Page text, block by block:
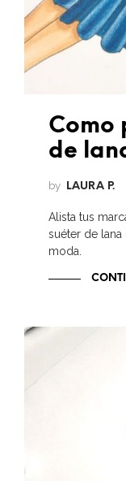
Como
de
by LAURA P.
Alista tus
suéter de
moda.